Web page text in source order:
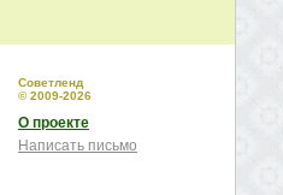
Советленд
© 2009-2026
О проекте
Написать письмо